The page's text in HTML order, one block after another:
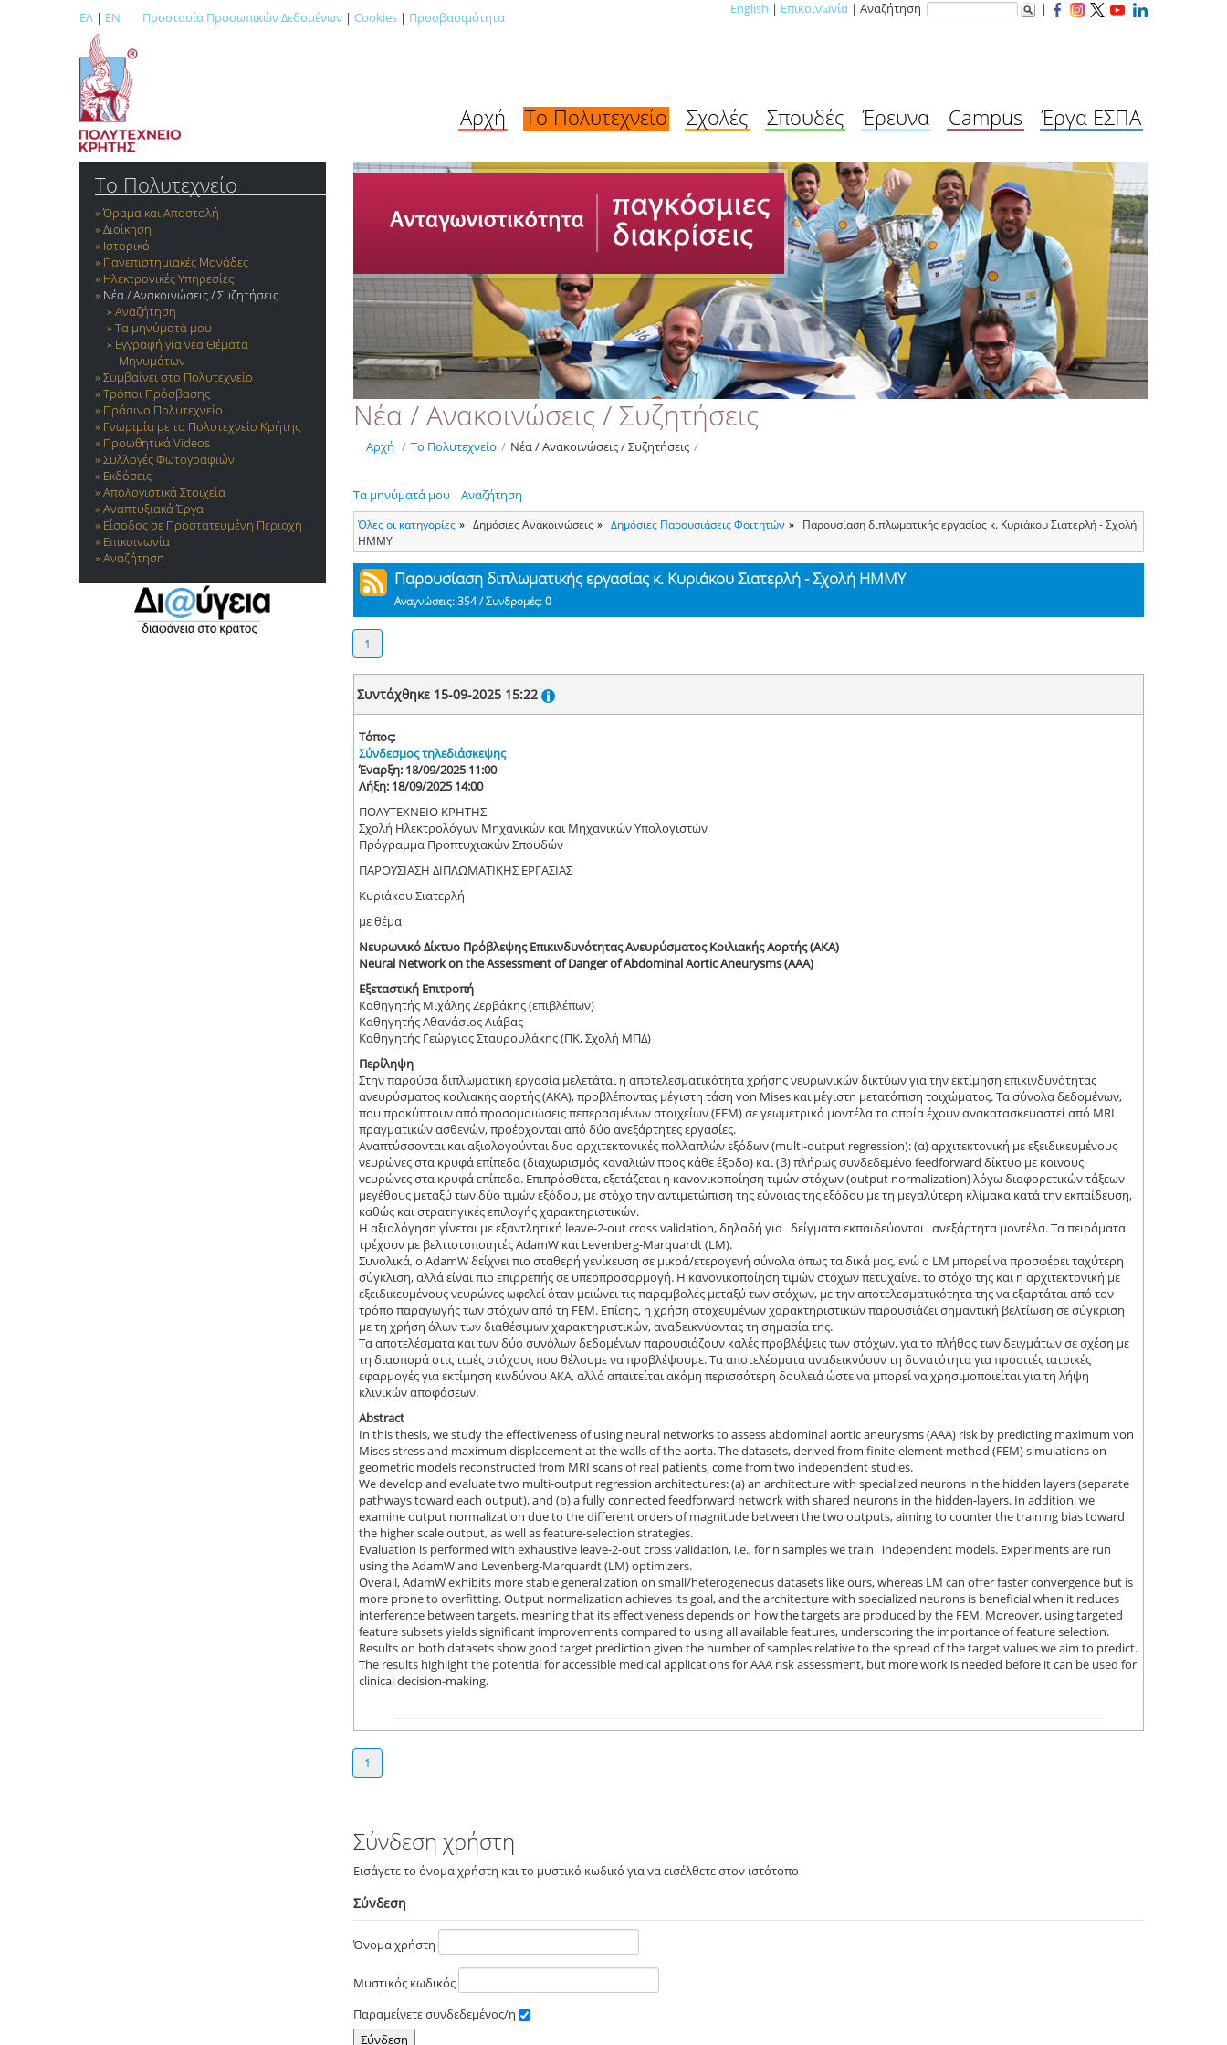
ΕΛ | EN Προστασία Προσωπικών Δεδομένων | Cookies | Προσβασιμότητα
English | Επικοινωνία | Αναζήτηση |
Αρχή Το Πολυτεχνείο Σχολές Σπουδές Έρευνα Campus Έργα ΕΣΠΑ
Το Πολυτεχνείο
Όραμα και Αποστολή
Διοίκηση
Ιστορικό
Πανεπιστημιακές Μονάδες
Ηλεκτρονικές Υπηρεσίες
Νέα / Ανακοινώσεις / Συζητήσεις
Αναζήτηση
Τα μηνύματά μου
Εγγραφή για νέα Θέματα
Μηνυμάτων
Συμβαίνει στο Πολυτεχνείο
Τρόποι Πρόσβασης
Πράσινο Πολυτεχνείο
Γνωριμία με το Πολυτεχνείο Κρήτης
Προωθητικά Videos
Συλλογές Φωτογραφιών
Εκδόσεις
Απολογιστικά Στοιχεία
Αναπτυξιακά Έργα
Είσοδος σε Προστατευμένη Περιοχή
Επικοινωνία
Αναζήτηση
Νέα / Ανακοινώσεις / Συζητήσεις
Αρχή / Το Πολυτεχνείο / Νέα / Ανακοινώσεις / Συζητήσεις /
Τα μηνύματά μου Αναζήτηση
Όλες οι κατηγορίες Δημόσιες Ανακοινώσεις Δημόσιες Παρουσιάσεις Φοιτητών
Παρουσίαση διπλωματικής εργασίας κ. Κυριάκου Σιατερλή - Σχολή
ΗΜΜΥ
Παρουσίαση διπλωματικής εργασίας κ. Κυριάκου Σιατερλή - Σχολή ΗΜΜΥ
Αναγνώσεις: 354 / Συνδρομές: 0
1
Συντάχθηκε 15-09-2025 15:22
Τόπος:
Σύνδεσμος τηλεδιάσκεψης
Έναρξη: 18/09/2025 11:00
Λήξη: 18/09/2025 14:00
ΠΟΛΥΤΕΧΝΕΙΟ ΚΡΗΤΗΣ
Σχολή Ηλεκτρολόγων Μηχανικών και Μηχανικών Υπολογιστών
Πρόγραμμα Προπτυχιακών Σπουδών
ΠΑΡΟΥΣΙΑΣΗ ΔΙΠΛΩΜΑΤΙΚΗΣ ΕΡΓΑΣΙΑΣ
Κυριάκου Σιατερλή
με θέμα
Νευρωνικό Δίκτυο Πρόβλεψης Επικινδυνότητας Ανευρύσματος Κοιλιακής Αορτής (ΑΚΑ)
Neural Network on the Assessment of Danger of Abdominal Aortic Aneurysms (AAA)
Εξεταστική Επιτροπή
Καθηγητής Μιχάλης Ζερβάκης (επιβλέπων)
Καθηγητής Αθανάσιος Λιάβας
Καθηγητής Γεώργιος Σταυρουλάκης (ΠΚ, Σχολή ΜΠΔ)
Περίληψη
Στην παρούσα διπλωματική εργασία μελετάται η αποτελεσματικότητα χρήσης νευρωνικών δικτύων για την εκτίμηση επικινδυνότητας
ανευρύσματος κοιλιακής αορτής (ΑΚΑ), προβλέποντας μέγιστη τάση von Mises και μέγιστη μετατόπιση τοιχώματος. Τα σύνολα δεδομένων,
που προκύπτουν από προσομοιώσεις πεπερασμένων στοιχείων (FEM) σε γεωμετρικά μοντέλα τα οποία έχουν ανακατασκευαστεί από MRI
πραγματικών ασθενών, προέρχονται από δύο ανεξάρτητες εργασίες.
Αναπτύσσονται και αξιολογούνται δυο αρχιτεκτονικές πολλαπλών εξόδων (multi-output regression): (α) αρχιτεκτονική με εξειδικευμένους
νευρώνες στα κρυφά επίπεδα (διαχωρισμός καναλιών προς κάθε έξοδο) και (β) πλήρως συνδεδεμένο feedforward δίκτυο με κοινούς
νευρώνες στα κρυφά επίπεδα. Επιπρόσθετα, εξετάζεται η κανονικοποίηση τιμών στόχων (output normalization) λόγω διαφορετικών τάξεων
μεγέθους μεταξύ των δύο τιμών εξόδου, με στόχο την αντιμετώπιση της εύνοιας της εξόδου με τη μεγαλύτερη κλίμακα κατά την εκπαίδευση,
καθώς και στρατηγικές επιλογής χαρακτηριστικών.
Η αξιολόγηση γίνεται με εξαντλητική leave-2-out cross validation, δηλαδή για δείγματα εκπαιδεύονται ανεξάρτητα μοντέλα. Τα πειράματα
τρέχουν με βελτιστοποιητές AdamW και Levenberg-Marquardt (LM).
Συνολικά, ο AdamW δείχνει πιο σταθερή γενίκευση σε μικρά/ετερογενή σύνολα όπως τα δικά μας, ενώ ο LM μπορεί να προσφέρει ταχύτερη
σύγκλιση, αλλά είναι πιο επιρρεπής σε υπερπροσαρμογή. Η κανονικοποίηση τιμών στόχων πετυχαίνει το στόχο της και η αρχιτεκτονική με
εξειδικευμένους νευρώνες ωφελεί όταν μειώνει τις παρεμβολές μεταξύ των στόχων, με την αποτελεσματικότητα της να εξαρτάται από τον
τρόπο παραγωγής των στόχων από τη FEM. Επίσης, η χρήση στοχευμένων χαρακτηριστικών παρουσιάζει σημαντική βελτίωση σε σύγκριση
με τη χρήση όλων των διαθέσιμων χαρακτηριστικών, αναδεικνύοντας τη σημασία της.
Τα αποτελέσματα και των δύο συνόλων δεδομένων παρουσιάζουν καλές προβλέψεις των στόχων, για το πλήθος των δειγμάτων σε σχέση με
τη διασπορά στις τιμές στόχους που θέλουμε να προβλέψουμε. Τα αποτελέσματα αναδεικνύουν τη δυνατότητα για προσιτές ιατρικές
εφαρμογές για εκτίμηση κινδύνου ΑΚΑ, αλλά απαιτείται ακόμη περισσότερη δουλειά ώστε να μπορεί να χρησιμοποιείται για τη λήψη
κλινικών αποφάσεων.
Abstract
In this thesis, we study the effectiveness of using neural networks to assess abdominal aortic aneurysms (AAA) risk by predicting maximum von
Mises stress and maximum displacement at the walls of the aorta. The datasets, derived from finite-element method (FEM) simulations on
geometric models reconstructed from MRI scans of real patients, come from two independent studies.
We develop and evaluate two multi-output regression architectures: (a) an architecture with specialized neurons in the hidden layers (separate
pathways toward each output), and (b) a fully connected feedforward network with shared neurons in the hidden-layers. In addition, we
examine output normalization due to the different orders of magnitude between the two outputs, aiming to counter the training bias toward
the higher scale output, as well as feature-selection strategies.
Evaluation is performed with exhaustive leave-2-out cross validation, i.e., for n samples we train independent models. Experiments are run
using the AdamW and Levenberg-Marquardt (LM) optimizers.
Overall, AdamW exhibits more stable generalization on small/heterogeneous datasets like ours, whereas LM can offer faster convergence but is
more prone to overfitting. Output normalization achieves its goal, and the architecture with specialized neurons is beneficial when it reduces
interference between targets, meaning that its effectiveness depends on how the targets are produced by the FEM. Moreover, using targeted
feature subsets yields significant improvements compared to using all available features, underscoring the importance of feature selection.
Results on both datasets show good target prediction given the number of samples relative to the spread of the target values we aim to predict.
The results highlight the potential for accessible medical applications for AAA risk assessment, but more work is needed before it can be used for
clinical decision-making.
1
Σύνδεση χρήστη
Εισάγετε το όνομα χρήστη και το μυστικό κωδικό για να εισέλθετε στον ιστότοπο
Σύνδεση
Όνομα χρήστη
Μυστικός κωδικός
Παραμείνετε συνδεδεμένος/η